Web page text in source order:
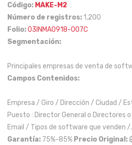
Código: MAKE-M2
Número de registros: 1,200
Folio:03INMA0918-007C
Segmentación:
Principales empresas de venta de
Campos Contenidos:
Empresa / Giro / Dirección / Ciudad /
Puesto : Director General o Directores
Email / Tipos de software que venden /.
Garantía: 75%-85% Precio Original: